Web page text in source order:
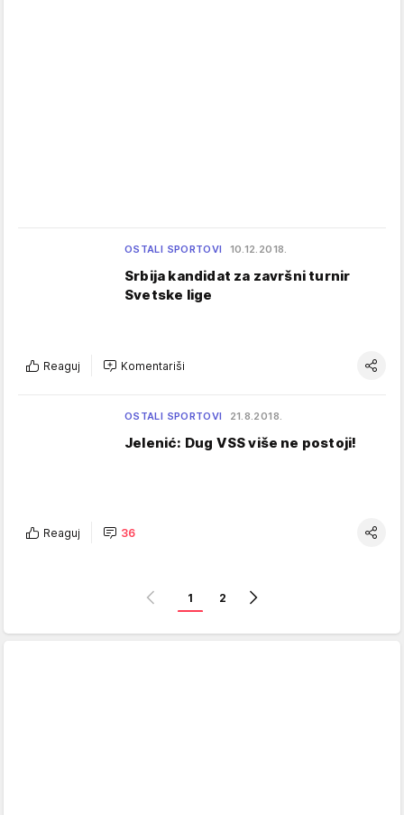
OSTALI SPORTOVI 10.12.2018.
Srbija kandidat za završni turnir
Svetske lige
Reaguj Komentariši
OSTALI SPORTOVI 21.8.2018.
Jelenić: Dug VSS više ne postoji!
Reaguj 36
1 2